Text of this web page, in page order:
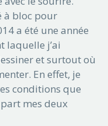
à bloc pour
a été une année
laquelle j’ai
et surtout où
En effet, je
conditions que
part mes deux